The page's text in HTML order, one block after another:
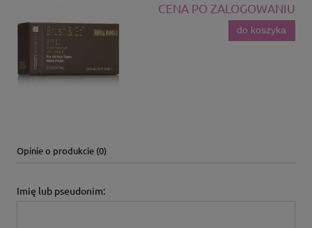
CENA PO ZALOGOWANIU
do koszyka
Opinie o produkcie (0)
Imię lub pseudonim: